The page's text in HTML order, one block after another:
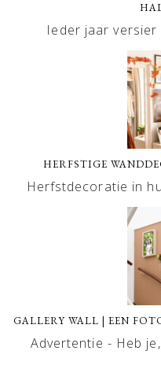
Ieder jaar versier
HERFSTIGE
Herfstdecoratie in
GALLERY WALL | EEN
Advertentie - Heb